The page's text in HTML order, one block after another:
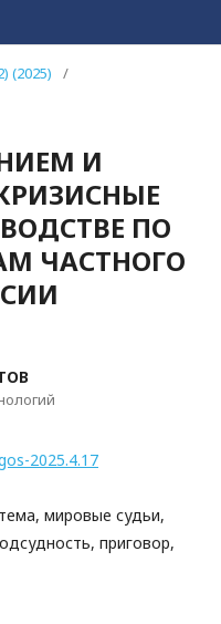
(2025)
/
И
ПО
ЧАСТНОГО
2025.4.17
мировые судьи,
приговор,